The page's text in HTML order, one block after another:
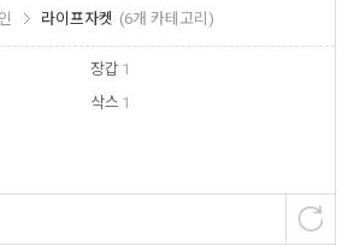
라이프자켓 (6개 카테고리)
장갑 1
삭스 1